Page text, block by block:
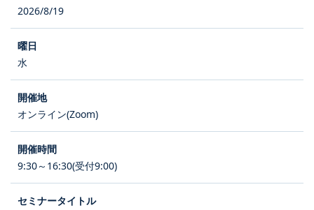
2026/8/19
水
オンライン(Zoom)
9:30～16:30(受付9:00)